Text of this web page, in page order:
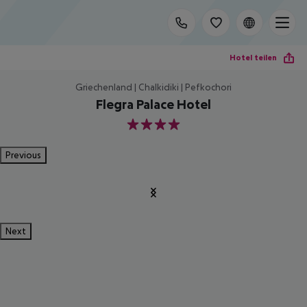
Hotel teilen
Griechenland | Chalkidiki | Pefkochori
Flegra Palace Hotel
4
Previous
Next